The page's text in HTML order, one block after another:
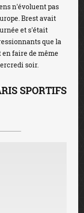
n'évoluent pas
Brest avait
et s'était
que la
faire de même
soir.
SPORTIFS